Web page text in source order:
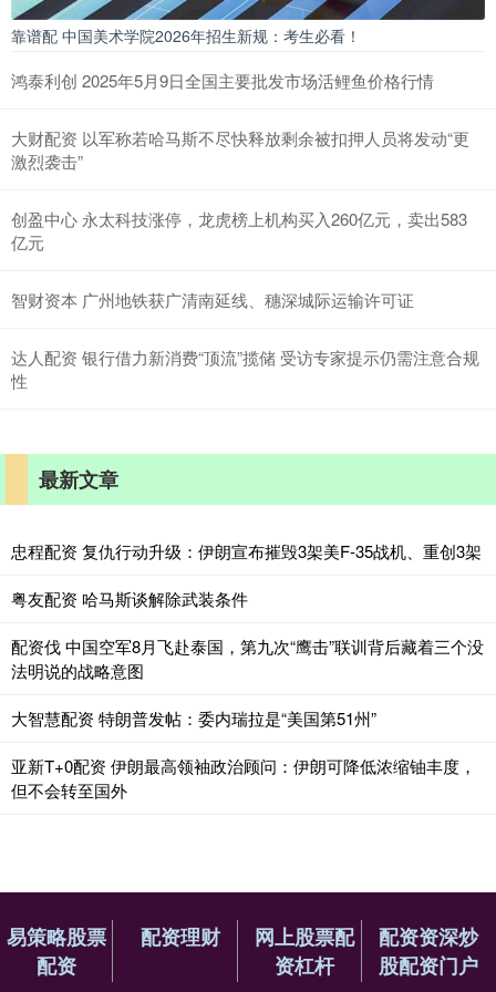
靠谱配 中国美术学院2026年招生新规：考生必看！
鸿泰利创 2025年5月9日全国主要批发市场活鲤鱼价格行情
大财配资 以军称若哈马斯不尽快释放剩余被扣押人员将发动“更
激烈袭击”
创盈中心 永太科技涨停，龙虎榜上机构买入260亿元，卖出583
亿元
智财资本 广州地铁获广清南延线、穗深城际运输许可证
达人配资 银行借力新消费“顶流”揽储 受访专家提示仍需注意合规
性
最新文章
忠程配资 复仇行动升级：伊朗宣布摧毁3架美F-35战机、重创3架
粤友配资 哈马斯谈解除武装条件
配资伐 中国空军8月飞赴泰国，第九次“鹰击”联训背后藏着三个没
法明说的战略意图
大智慧配资 特朗普发帖：委内瑞拉是“美国第51州”
亚新T+0配资 伊朗最高领袖政治顾问：伊朗可降低浓缩铀丰度，
但不会转至国外
易策略股票
配资
配资理财
网上股票配
资杠杆
配资资深炒
股配资门户